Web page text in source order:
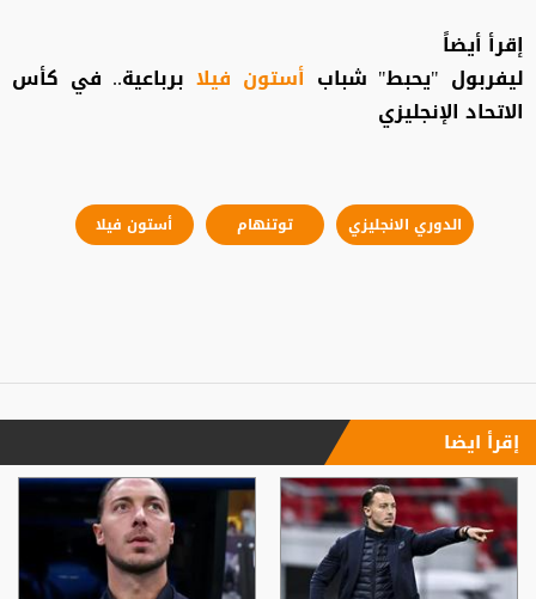
إقرأ أيضاً
ليفربول "يحبط" شباب أستون فيلا برباعية.. في كأس
الاتحاد الإنجليزي
الدوري الانجليزي توتنهام أستون فيلا
إقرأ ايضا